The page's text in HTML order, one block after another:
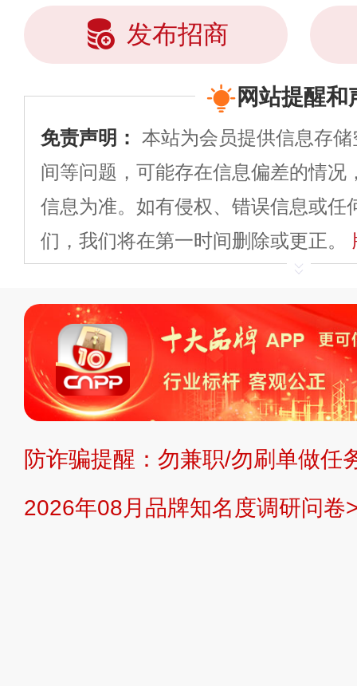
发布招商
网站提醒和
免责声明： 本站为会员提供信息存
间等问题，可能存在信息偏差的情况
信息为准。如有侵权、错误信息或任
们，我们将在第一时间删除或更正。
平台自有内容（文字
标、LOGO 等）知识产权归本站所
复制、转载、商用。本站不生产产
不代理、不招商、不提供中介服务。
持投资购买的观点或意见，页面信息
提交说明： 快速提交发布>> 提交品
防诈骗提醒：勿兼职/勿刷单做任
2026年08月品牌知名度调研问卷